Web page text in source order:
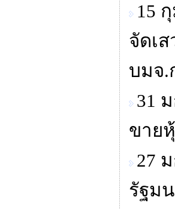
15
จัดเ
บมจ.
31
ขาย
27
รัฐม